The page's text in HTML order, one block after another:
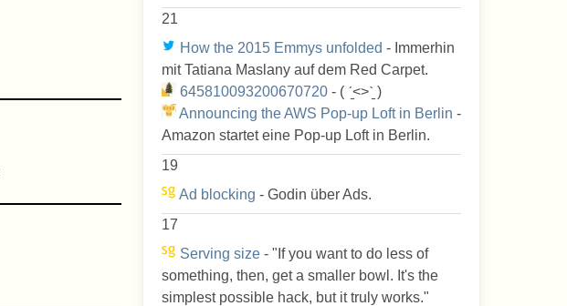
21
How the 2015 Emmys unfolded - Immerhin
mit Tatiana Maslany auf dem Red Carpet.
645810093200670720- ( ˊ̱˂˃ˋ̱ )
Announcing the AWS Pop-up Loft in Berlin -
Amazon startet eine Pop-up Loft in Berlin.
19
Ad blocking - Godin über Ads.
17
Serving size- "If you want to do less of
something, then, get a smaller bowl. It's the
simplest possible hack, but it truly works."